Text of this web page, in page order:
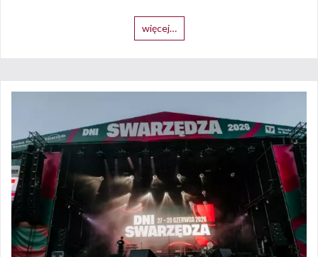
więcej…